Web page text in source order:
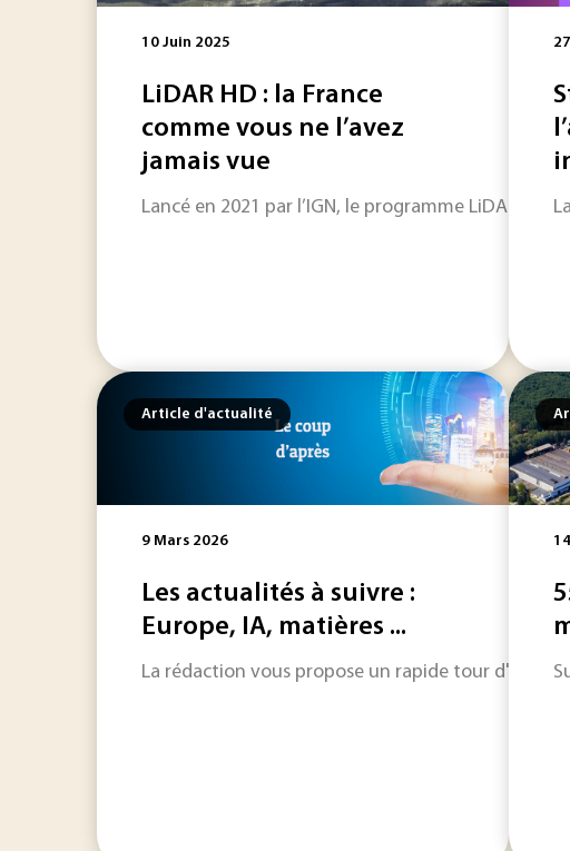
10 Juin 2025
LiDAR HD : la France
comme vous ne l’avez
jamais vue
Lancé en 2021 par l’IGN, le programme LiDAR
Article d'actualité
9 Mars 2026
Les actualités à suivre :
Europe, IA, matières ...
La rédaction vous propose un rapide tour